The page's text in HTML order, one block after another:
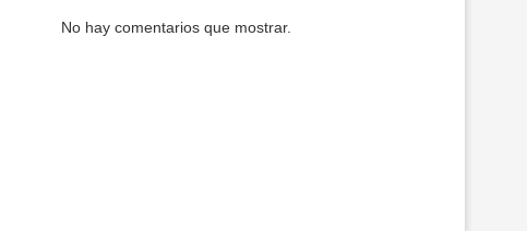
No hay comentarios que mostrar.